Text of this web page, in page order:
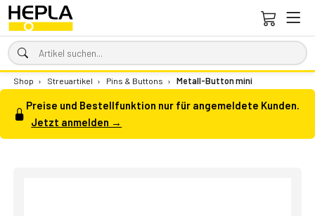
Shop › Streuartikel › Pins & Buttons › Metall-Button mini
Preise und Bestellfunktion nur für angemeldete Kunden.
Jetzt anmelden →